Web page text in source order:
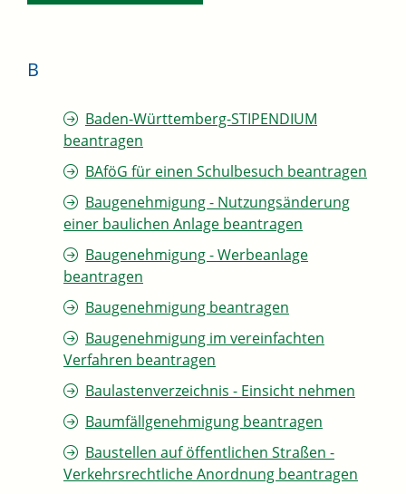
B
Baden-Württemberg-STIPENDIUM
beantragen
BAföG für einen Schulbesuch beantragen
Baugenehmigung - Nutzungsänderung
einer baulichen Anlage beantragen
Baugenehmigung - Werbeanlage
beantragen
Baugenehmigung beantragen
Baugenehmigung im vereinfachten
Verfahren beantragen
Baulastenverzeichnis - Einsicht nehmen
Baumfällgenehmigung beantragen
Baustellen auf öffentlichen Straßen -
Verkehrsrechtliche Anordnung beantragen